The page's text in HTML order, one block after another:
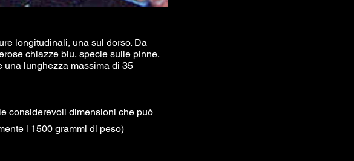
longitudinali, una sul dorso. Da
chiazze blu, specie sulle pinne.
una lunghezza massima di 35
considerevoli dimensioni che può
i 1500 grammi di peso)